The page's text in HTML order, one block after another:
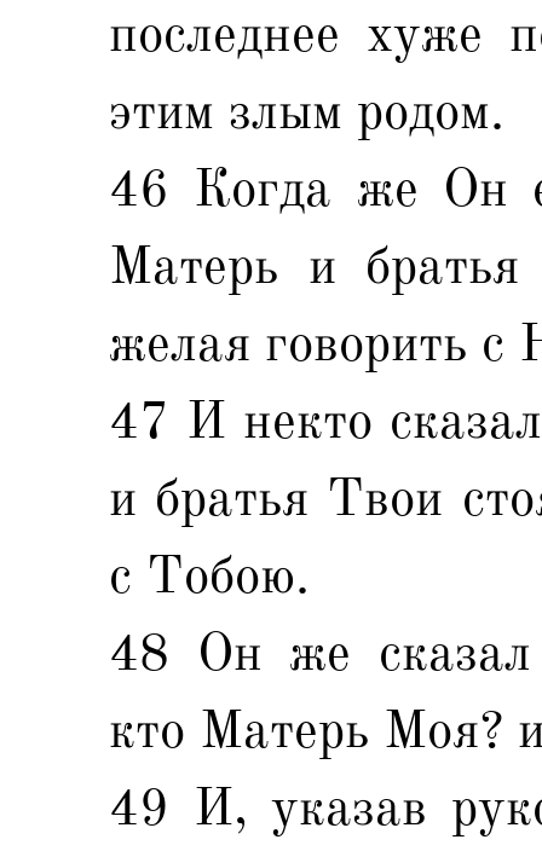
последнее хуже
этим злым родом.
46 Когда же Он
Матерь и
желая говорить с
47 И некто
и братья Твои
с Тобою.
48 Он же сказал
кто Матерь Моя?
49 И, указав